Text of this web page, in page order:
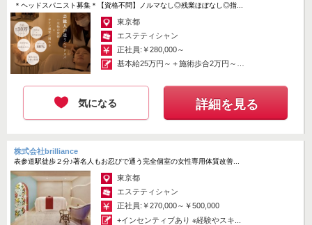
＊ヘッドスパニスト募集＊【資格不問】ノルマなし◎残業ほぼなし◎指...
東京都
エステティシャン
正社員:￥280,000～
気になる 詳細を見る
株式会社brilliance
表参道駅徒歩２分♪著名人もお忍びで通う完全個室の女性専用体質改善...
東京都
エステティシャン
正社員:￥270,000～￥500,000
+インセンティブあり ※経験やスキ...